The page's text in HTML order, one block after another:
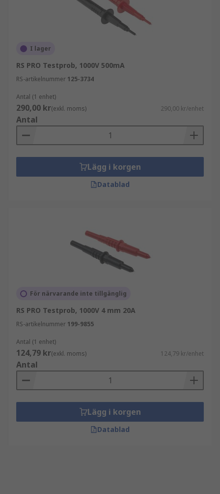
I lager
RS PRO Testprob, 1000V 500mA
RS-artikelnummer 125-3734
Antal (1 enhet)
290,00 kr(exkl. moms) 290,00 kr/enhet
Antal
Lägg i korgen
Datablad
För närvarande inte tillgänglig
RS PRO Testprob, 1000V 4 mm 20A
RS-artikelnummer 199-9855
Antal (1 enhet)
124,79 kr(exkl. moms) 124,79 kr/enhet
Antal
Lägg i korgen
Datablad